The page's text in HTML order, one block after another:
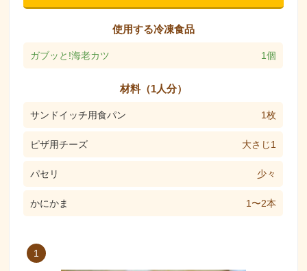
使用する冷凍食品
ガブッと!海老カツ 1個
材料（1人分）
サンドイッチ用食パン 1枚
ピザ用チーズ 大さじ1
パセリ 少々
かにかま 1〜2本
1